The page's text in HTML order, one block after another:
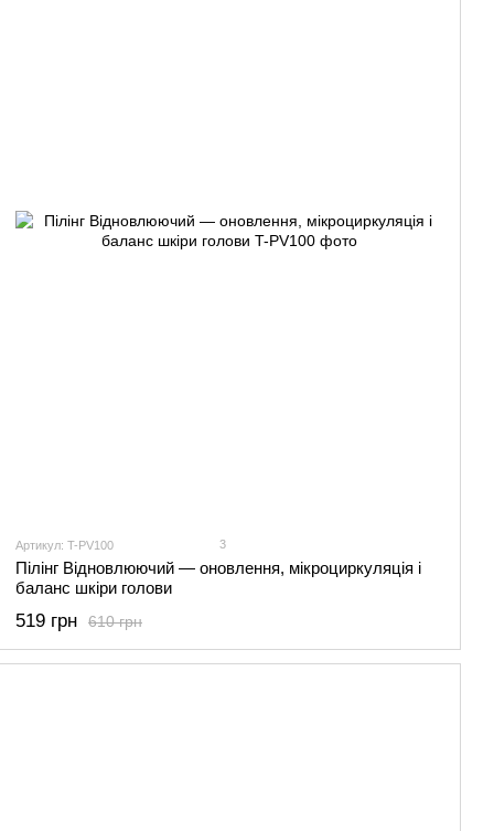
Артикул: T-PV100 3
Пілінг Відновлюючий — оновлення, мікроциркуляція і
баланс шкіри голови
610 грн
519 грн